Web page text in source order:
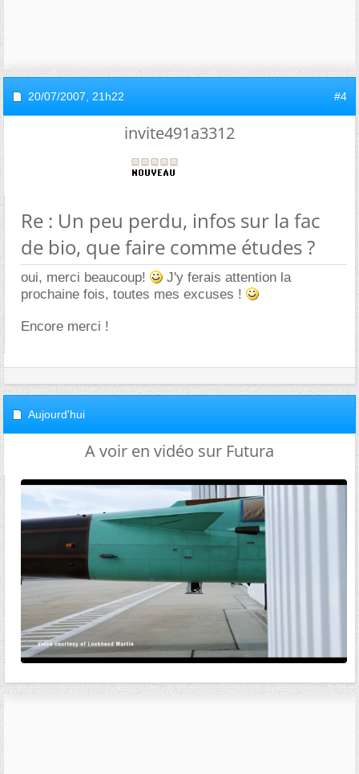
20/07/2007, 21h22 #4
invite491a3312
Re : Un peu perdu, infos sur la fac
de bio, que faire comme études ?
oui, merci beaucoup!
J'y ferais attention la
prochaine fois, toutes mes excuses !
Encore merci !
Aujourd'hui
A voir en vidéo sur Futura